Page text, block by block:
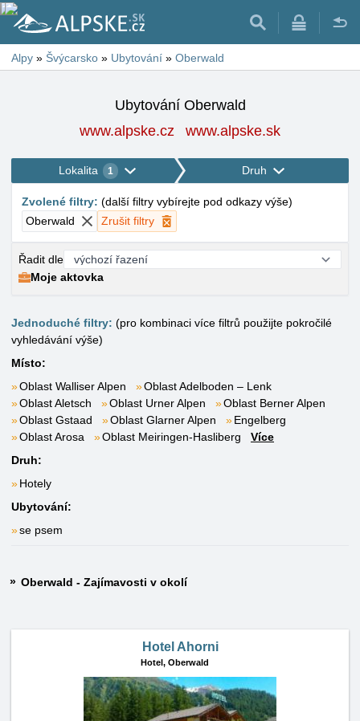
Alpy » Švýcarsko » Ubytování » Oberwald
Ubytování Oberwald
www.alpske.cz
www.alpske.sk
Lokalita 1 Druh
Zvolené filtry: (další filtry vybírejte pod odkazy výše)
Oberwald
Zrušit filtry
Řadit dle
Moje aktovka
Jednoduché filtry: (pro kombinaci více filtrů použijte pokročilé
vyhledávání výše)
Místo:
Oblast Walliser Alpen
Oblast Adelboden – Lenk
Oblast Aletsch
Oblast Urner Alpen
Oblast Berner Alpen
Oblast Gstaad
Oblast Glarner Alpen
Engelberg
Oblast Arosa
Oblast Meiringen-Hasliberg
Více
Druh:
Hotely
Ubytování:
se psem
Oberwald - Zajímavosti v okolí
Hotel Ahorni
Hotel, Oberwald